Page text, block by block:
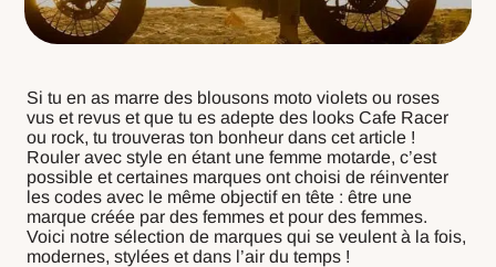
Si tu en as marre des blousons moto violets ou roses
vus et revus et que tu es adepte des looks Cafe Racer
ou rock, tu trouveras ton bonheur dans cet article !
Rouler avec style en étant une femme motarde, c’est
possible et certaines marques ont choisi de réinventer
les codes avec le même objectif en tête : être une
marque créée par des femmes et pour des femmes.
Voici notre sélection de marques qui se veulent à la fois,
modernes, stylées et dans l’air du temps !